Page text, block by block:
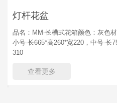
灯杆花盆
品名：MM-长槽式花箱颜色：灰色
小号-长665*高260*宽220，中号-长
310
查看更多